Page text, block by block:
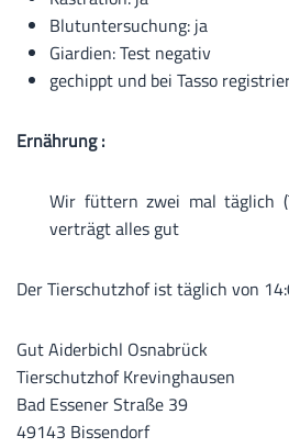
Blutuntersuchung: ja
Giardien: Test negativ
gechippt und bei Tasso
Ernährung :
Wir füttern zwei mal täglich
verträgt alles gut
Der Tierschutzhof ist täglich von
Gut Aiderbichl Osnabrück
Tierschutzhof Krevinghausen
Bad Essener Straße 39
49143 Bissendorf